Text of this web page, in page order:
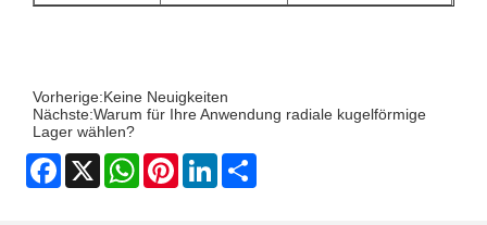
Vorherige:Keine Neuigkeiten
Nächste:Warum für Ihre Anwendung radiale kugelförmige
Lager wählen?
Facebook
X WhatsAppPinterestLinkedIn